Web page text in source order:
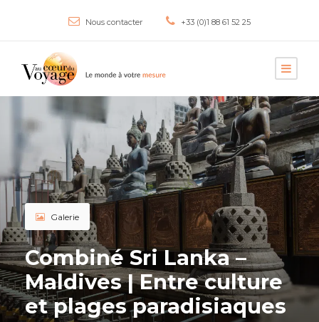
Nous contacter +33 (0)1 88 61 52 25
Galerie
Combiné Sri Lanka –
Maldives | Entre culture
et plages paradisiaques